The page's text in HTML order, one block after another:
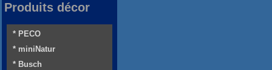
Produits décor
* PECO
* miniNatur
* Busch